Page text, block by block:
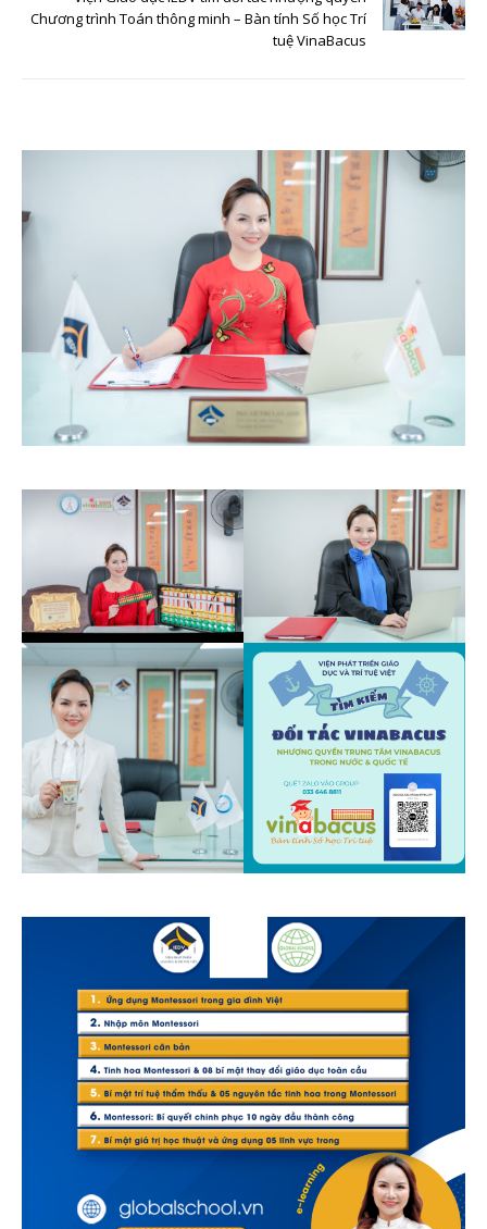
Chương trình Toán thông minh – Bàn tính Số học Trí
tuệ VinaBacus